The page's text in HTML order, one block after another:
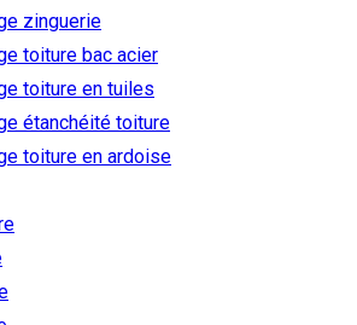
zinguerie
toiture bac acier
toiture en tuiles
étanchéité toiture
toiture en ardoise